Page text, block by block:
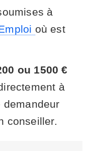
à
où est
ou 1500 €
à
demandeur
conseiller.